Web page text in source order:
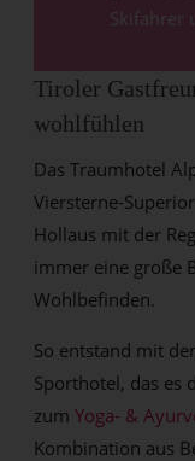
Skifahrer
Tiroler
wohlfühlen
Das Traumhotel
Viersterne-
Hollaus mit der
immer eine große
Wohlbefinden.
So entstand mit
Sporthotel, das es
zumYoga- &
Kombination aus